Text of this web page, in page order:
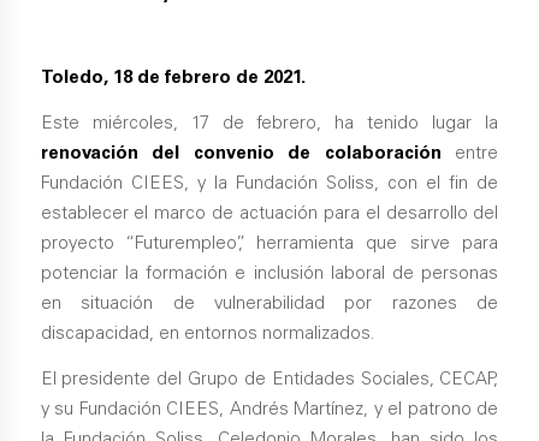
Toledo, 18 de febrero de 2021.
Este miércoles, 17 de febrero, ha tenido lugar la
renovación del convenio de colaboración entre
Fundación CIEES, y la Fundación Soliss, con el fin de
establecer el marco de actuación para el desarrollo del
proyecto “Futurempleo”, herramienta que sirve para
potenciar la formación e inclusión laboral de personas
en situación de vulnerabilidad por razones de
discapacidad, en entornos normalizados.
El presidente del Grupo de Entidades Sociales, CECAP,
y su Fundación CIEES, Andrés Martínez, y el patrono de